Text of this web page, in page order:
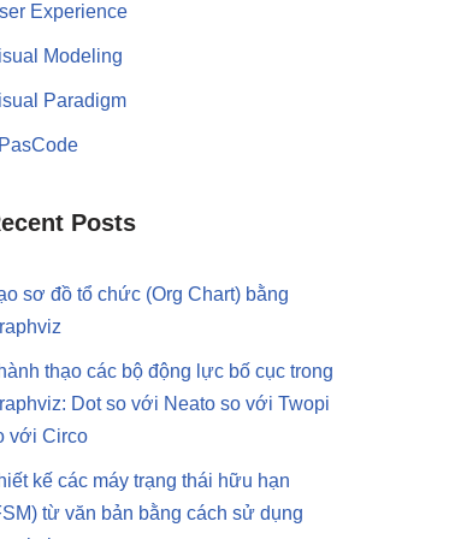
Experience
Modeling
Paradigm
Posts
sơ đồ tổ chức (Org Chart) bằng
thạo các bộ động lực bố cục trong
Dot so với Neato so với Twopi
với Circo
kế các máy trạng thái hữu hạn
từ văn bản bằng cách sử dụng